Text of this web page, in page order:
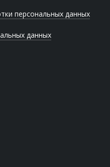
персональных данных
данных